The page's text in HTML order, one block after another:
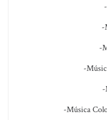
-
-
-
-
-Música